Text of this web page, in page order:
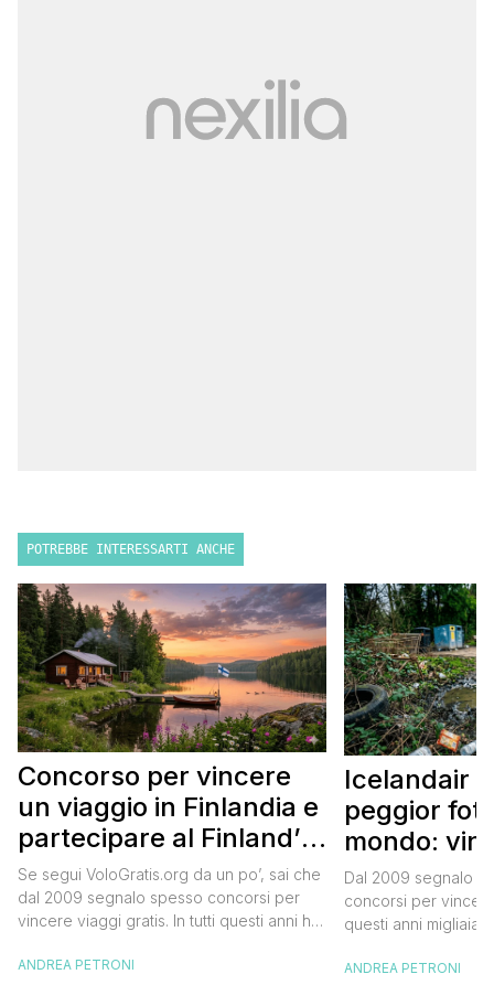
POTREBBE INTERESSARTI ANCHE
Concorso per vincere
un viaggio in Finlandia e
partecipare al Finland’s
Official Tasting
Se segui VoloGratis.org da un po’, sai che
dal 2009 segnalo spesso concorsi per
vincere viaggi gratis. In tutti questi anni ho
destinazioni incredibili grazie a queste
ANDREA PETRONI
Icelandair
peggior
mondo:
in Islanda
dollari
Dal 2009 segnalo
concorsi per
questi anni migliaia
segnalazioni
ANDREA PETRONI